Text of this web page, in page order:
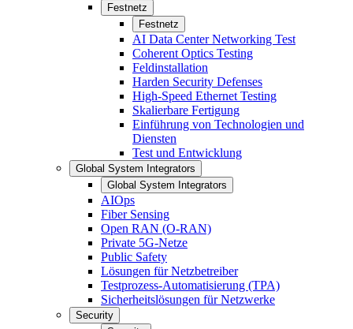
Festnetz
Festnetz
AI Data Center Networking Test
Coherent Optics Testing
Feldinstallation
Harden Security Defenses
High-Speed Ethernet Testing
Skalierbare Fertigung
Einführung von Technologien und
Diensten
Test und Entwicklung
Global System Integrators
Global System Integrators
AIOps
Fiber Sensing
Open RAN (O-RAN)
Private 5G-Netze
Public Safety
Lösungen für Netzbetreiber
Testprozess-Automatisierung (TPA)
Sicherheitslösungen für Netzwerke
Security